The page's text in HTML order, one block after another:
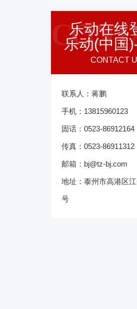
乐动在线
乐动(中国
CONTACT
联系人：蒋鹏
手机：13815960123
固话：0523-86912164
传真：0523-86911312
邮箱：bj@tz-bj.com
地址：泰州市高港区
号